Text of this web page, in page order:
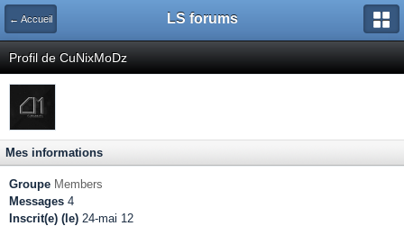
← Accueil LS forums
Profil de CuNixMoDz
Mes informations
Groupe Members
Messages 4
Inscrit(e) (le) 24-mai 12